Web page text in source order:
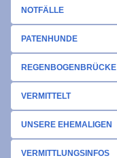
NOTFÄLLE
PATENHUNDE
REGENBOGENBRÜCKE
VERMITTELT
UNSERE EHEMALIGEN
VERMITTLUNGSINFOS